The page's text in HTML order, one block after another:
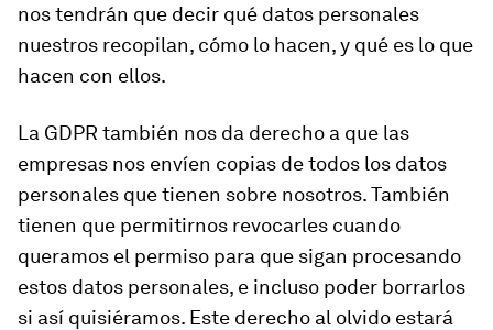
nos tendrán que decir qué datos personales
nuestros recopilan, cómo lo hacen, y qué es lo que
hacen con ellos.
La GDPR también nos da derecho a que las
empresas nos envíen copias de todos los datos
personales que tienen sobre nosotros. También
tienen que permitirnos revocarles cuando
queramos el permiso para que sigan procesando
estos datos personales, e incluso poder borrarlos
si así quisiéramos. Este derecho al olvido estará